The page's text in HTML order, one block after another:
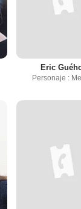
Eric
Personaje :